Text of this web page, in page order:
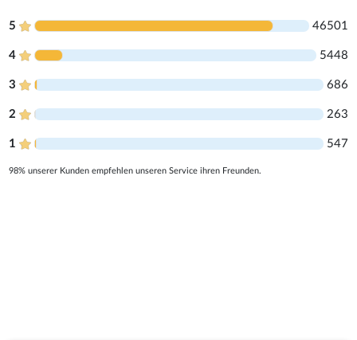
5 46501
4 5448
3 686
2 263
1 547
98% unserer Kunden empfehlen unseren Service ihren Freunden.